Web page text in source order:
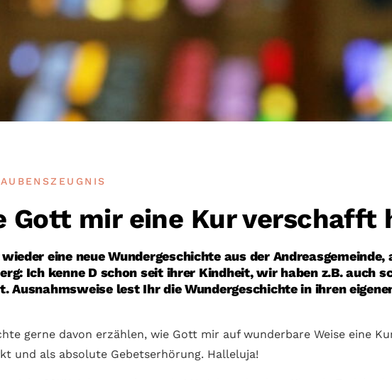
Gott mir eine Kur verschafft
eine neue Wunder­geschichte aus der
Ich kenne D schon seit ihrer Kindheit, wir haben z.B. auch
Ausnahmsweise lest Ihr die Wunder­geschichte in ihren
gerne davon erzählen, wie Gott mir auf wunder­bare Weise eine
und als absolute Gebets­erhörung. Halleluja!